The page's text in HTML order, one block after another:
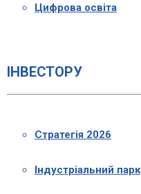
Цифрова освіта
ІНВЕСТОРУ
Стратегія 2026
Індустріальний парк